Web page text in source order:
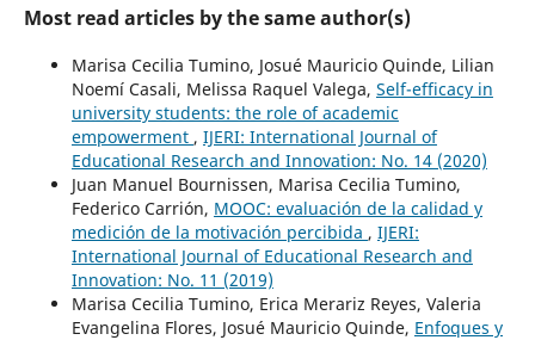
Most read articles by the same author(s)
Marisa Cecilia Tumino, Josué Mauricio Quinde, Lilian
Noemí Casali, Melissa Raquel Valega, Self-efficacy in
university students: the role of academic
empowerment , IJERI: International Journal of
Educational Research and Innovation: No. 14 (2020)
Juan Manuel Bournissen, Marisa Cecilia Tumino,
Federico Carrión, MOOC: evaluación de la calidad y
medición de la motivación percibida , IJERI:
International Journal of Educational Research and
Innovation: No. 11 (2019)
Marisa Cecilia Tumino, Erica Merariz Reyes, Valeria
Evangelina Flores, Josué Mauricio Quinde, Enfoques y